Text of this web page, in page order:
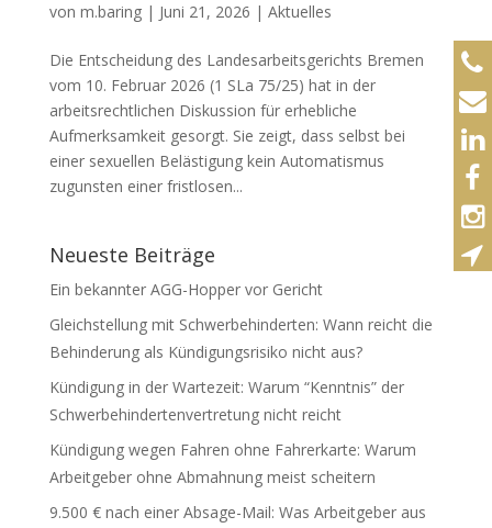
von m.baring| Juni 21, 2026 | Aktuelles
Die Entscheidung des Landesarbeitsgerichts Bremen
vom 10. Februar 2026 (1 SLa 75/25) hat in der
arbeitsrechtlichen Diskussion für erhebliche
Aufmerksamkeit gesorgt. Sie zeigt, dass selbst bei
einer sexuellen Belästigung kein Automatismus
zugunsten einer fristlosen...
Neueste Beiträge
Ein bekannter AGG-Hopper vor Gericht
Gleichstellung mit Schwerbehinderten: Wann reicht die
Behinderung als Kündigungsrisiko nicht aus?
Kündigung in der Wartezeit: Warum “Kenntnis” der
Schwerbehindertenvertretung nicht reicht
Kündigung wegen Fahren ohne Fahrerkarte: Warum
Arbeitgeber ohne Abmahnung meist scheitern
9.500 € nach einer Absage-Mail: Was Arbeitgeber aus